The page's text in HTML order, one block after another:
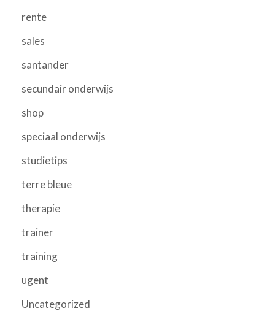
rente
sales
santander
secundair onderwijs
shop
speciaal onderwijs
studietips
terre bleue
therapie
trainer
training
ugent
Uncategorized